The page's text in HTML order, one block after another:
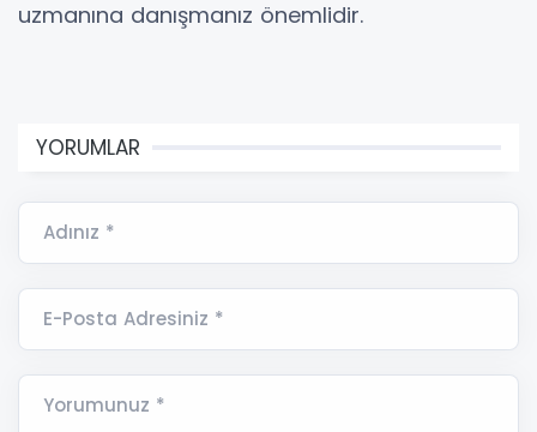
uzmanına danışmanız önemlidir.
YORUMLAR
Adınız *
E-Posta Adresiniz *
Yorumunuz *